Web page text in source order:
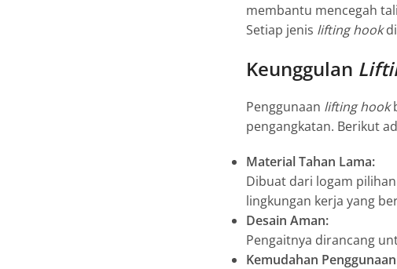
membantu mencegah
Setiap jenis lifting hook
Keunggulan
Penggunaan lifting hook
pengangkatan. Berikut
Material Tahan Lama:
Dibuat dari logam
lingkungan kerja yang
Desain Aman:
Pengaitnya dirancang
Kemudahan